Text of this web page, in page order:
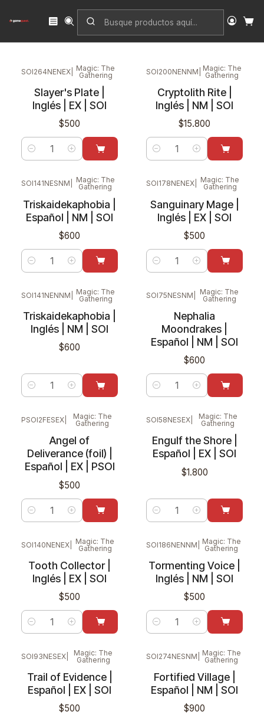
Inicio Singles
Shadows over Innistrad
SOI264NENEX
Magic: The
Gathering
Slayer's Plate |
Inglés | EX | SOI
$500
Cantidad
SOI200NENNM Magic: The
Gathering
Cryptolith Rite |
Inglés | NM | SOI
$15.800
Cantidad
SOI141NESNM
Magic: The
Gathering
Triskaidekaphobia |
Español | NM | SOI
$600
Cantidad
SOI178NENEX
Magic: The
Gathering
Sanguinary Mage |
Inglés | EX | SOI
$500
Cantidad
SOI141NENNM
Magic: The
Gathering
Triskaidekaphobia |
Inglés | NM | SOI
$600
Cantidad
SOI75NESNM
Magic: The
Gathering
Nephalia
Moondrakes |
Español | NM | SOI
$600
Cantidad
PSOI2FESEX
Magic: The
Gathering
Angel of
Deliverance (foil) |
Español | EX | PSOI
$500
Cantidad
SOI58NESEX
Magic: The
Gathering
Engulf the Shore |
Español | EX | SOI
$1.800
Cantidad
SOI140NENEX
Magic: The
Gathering
Tooth Collector |
Inglés | EX | SOI
$500
Cantidad
SOI186NENNM
Magic: The
Gathering
Tormenting Voice |
Inglés | NM | SOI
$500
Cantidad
SOI93NESEX
Magic: The
Gathering
Trail of Evidence |
Español | EX | SOI
$500
SOI274NESNM
Magic: The
Gathering
Fortified Village |
Español | NM | SOI
$900